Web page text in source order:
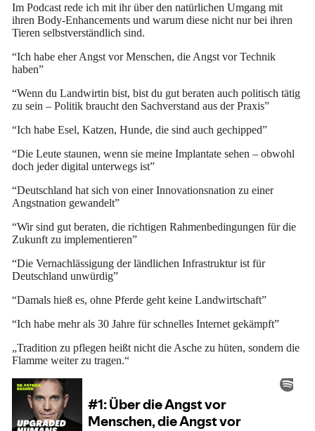
Im Podcast rede ich mit ihr über den natürlichen Umgang mit
ihren Body-Enhancements und warum diese nicht nur bei ihren
Tieren selbstverständlich sind.
“Ich habe eher Angst vor Menschen, die Angst vor Technik
haben”
“Wenn du Landwirtin bist, bist du gut beraten auch politisch tätig
zu sein – Politik braucht den Sachverstand aus der Praxis”
“Ich habe Esel, Katzen, Hunde, die sind auch gechipped”
“Die Leute staunen, wenn sie meine Implantate sehen – obwohl
doch jeder digital unterwegs ist”
“Deutschland hat sich von einer Innovationsnation zu einer
Angstnation gewandelt”
“Wir sind gut beraten, die richtigen Rahmenbedingungen für die
Zukunft zu implementieren”
“Die Vernachlässigung der ländlichen Infrastruktur ist für
Deutschland unwürdig”
“Damals hieß es, ohne Pferde geht keine Landwirtschaft”
“Ich habe mehr als 30 Jahre für schnelles Internet gekämpft”
„Tradition zu pflegen heißt nicht die Asche zu hüten, sondern die
Flamme weiter zu tragen.“